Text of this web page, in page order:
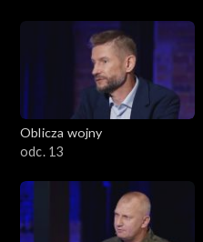
Oblicza wojny
odc. 13